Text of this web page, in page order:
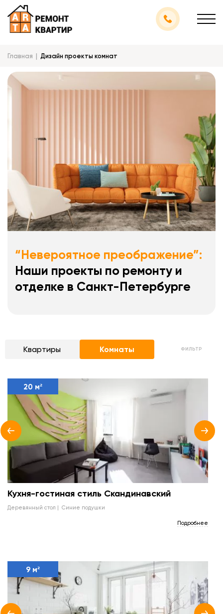
Главная Дизайн проекты комнат
“Невероятное преображение”:
Наши проекты по ремонту и
отделке в Санкт-Петербурге
Квартиры Комнаты ФИЛЬТР
20 м²
Кухня-гостиная стиль Скандинавский
деревянный стол синие подушки
Подробнее
9 м²